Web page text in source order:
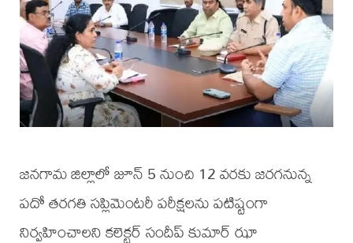
జనగామ జిల్లాలో జూన్ 5 నుంచి 12 వరకు జరగనున్న
పదో తరగతి సప్లిమెంటరీ పరీక్షలను పటిష్టంగా
నిర్వహించాలని కలెక్టర్ సందీప్ కుమార్ ఝా